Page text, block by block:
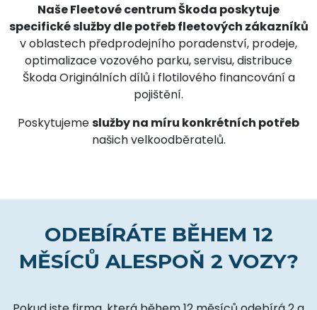
Naše Fleetové centrum Škoda poskytuje
specifické služby dle potřeb fleetových zákazníků
v oblastech předprodejního poradenství, prodeje,
optimalizace vozového parku, servisu, distribuce
Škoda Originálních dílů i flotilového financování a
pojištění.
Poskytujemeslužby na míru konkrétních potřeb
našich velkoodběratelů.
ODEBÍRÁTE BĚHEM 12
MĚSÍCŮ ALESPOŇ 2 VOZY?